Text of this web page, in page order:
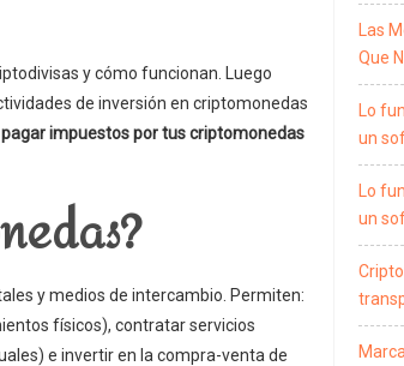
y cómo funcionan. Luego
de inversión en criptomonedas
pagar impuestos por tus criptomonedas
y medios de intercambio. Permiten:
físicos), contratar servicios
e invertir en la compra-venta de
Las
Que
Lo
un
Lo
un